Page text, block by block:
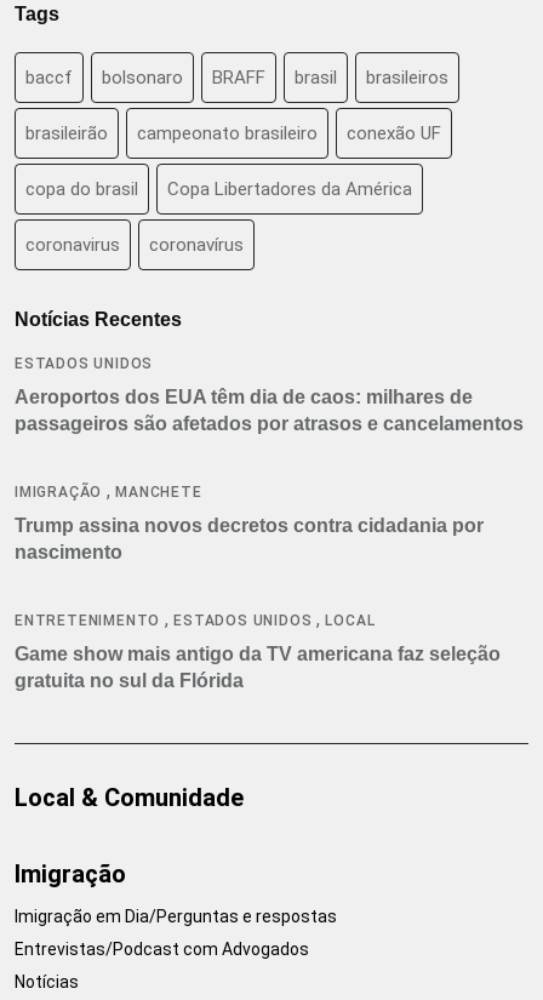
Tags
baccf bolsonaro BRAFF brasil brasileiros
brasileirão campeonato brasileiro conexão UF
copa do brasil Copa Libertadores da América
coronavirus coronavírus
Notícias Recentes
ESTADOS UNIDOS
Aeroportos dos EUA têm dia de caos: milhares de
passageiros são afetados por atrasos e cancelamentos
IMIGRAÇÃO ,MANCHETE
Trump assina novos decretos contra cidadania por
nascimento
ENTRETENIMENTO ,ESTADOS UNIDOS ,LOCAL
Game show mais antigo da TV americana faz seleção
gratuita no sul da Flórida
Local & Comunidade
Imigração
Imigração em Dia/Perguntas e respostas
Entrevistas/Podcast com Advogados
Notícias